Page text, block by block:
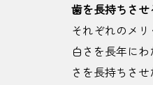
歯を長持ちさ
それぞれのメ
白さを長年に
さを長持ちさ